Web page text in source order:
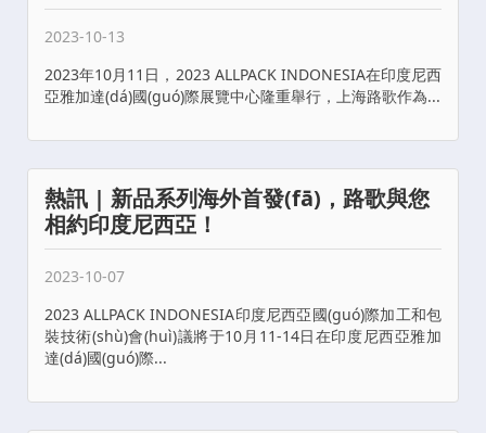
2023-10-13
2023年10月11日，2023 ALLPACK INDONESIA在印度尼西
亞雅加達(dá)國(guó)際展覽中心隆重舉行，上海路歌作為...
熱訊 | 新品系列海外首發(fā)，路歌與您
相約印度尼西亞！
2023-10-07
2023 ALLPACK INDONESIA印度尼西亞國(guó)際加工和包
裝技術(shù)會(huì)議將于10月11-14日在印度尼西亞雅加
達(dá)國(guó)際...